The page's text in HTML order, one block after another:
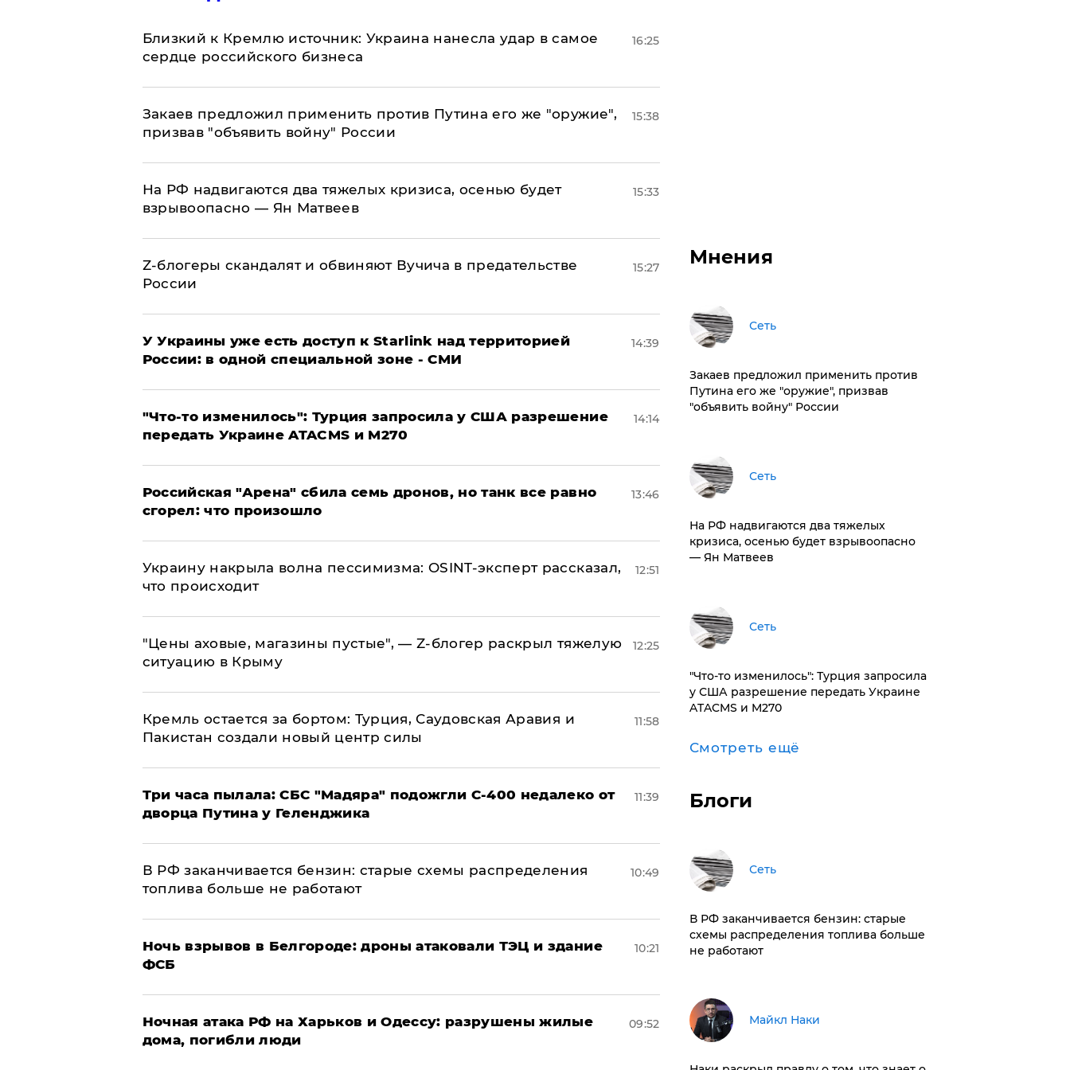
Близкий к Кремлю источник: Украина нанесла удар в самое
сердце российского бизнеса
16:25
Закаев предложил применить против Путина его же "оружие",
призвав "объявить войну" России
15:38
На РФ надвигаются два тяжелых кризиса, осенью будет
взрывоопасно — Ян Матвеев
15:33
Z-блогеры скандалят и обвиняют Вучича в предательстве
России
15:27
У Украины уже есть доступ к Starlink над территорией
России: в одной специальной зоне - СМИ
14:39
​"Что-то изменилось": Турция запросила у США разрешение
передать Украине ATACMS и M270
14:14
​Российская "Арена" сбила семь дронов, но танк все равно
сгорел: что произошло
13:46
​Украину накрыла волна пессимизма: OSINT-эксперт рассказал,
что происходит
12:51
​"Цены аховые, магазины пустые", — Z-блогер раскрыл тяжелую
ситуацию в Крыму
12:25
​Кремль остается за бортом: Турция, Саудовская Аравия и
Пакистан создали новый центр силы
11:58
Три часа пылала: СБС "Мадяра" подожгли С-400 недалеко от
дворца Путина у Геленджика
11:39
​В РФ заканчивается бензин: старые схемы распределения
топлива больше не работают
10:49
​Ночь взрывов в Белгороде: дроны атаковали ТЭЦ и здание
ФСБ
10:21
​Ночная атака РФ на Харьков и Одессу: разрушены жилые
дома, погибли люди
09:52
Мнения
Сеть
Закаев предложил применить против
Путина его же "оружие", призвав
"объявить войну" России
Сеть
На РФ надвигаются два тяжелых
кризиса, осенью будет взрывоопасно
— Ян Матвеев
Сеть
​"Что-то изменилось": Турция запросила
у США разрешение передать Украине
ATACMS и M270
Смотреть ещё
Блоги
Сеть
​В РФ заканчивается бензин: старые
схемы распределения топлива больше
не работают
Майкл Наки